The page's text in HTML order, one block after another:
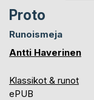
Proto
Runoismeja
Antti Haverinen
Klassikot & runot
ePUB